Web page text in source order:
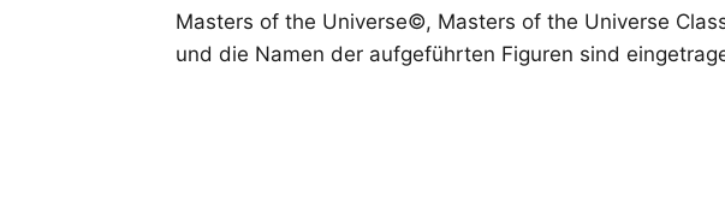
Masters of the Universe©, Masters of the Universe
und die Namen der aufgeführten Figuren sind